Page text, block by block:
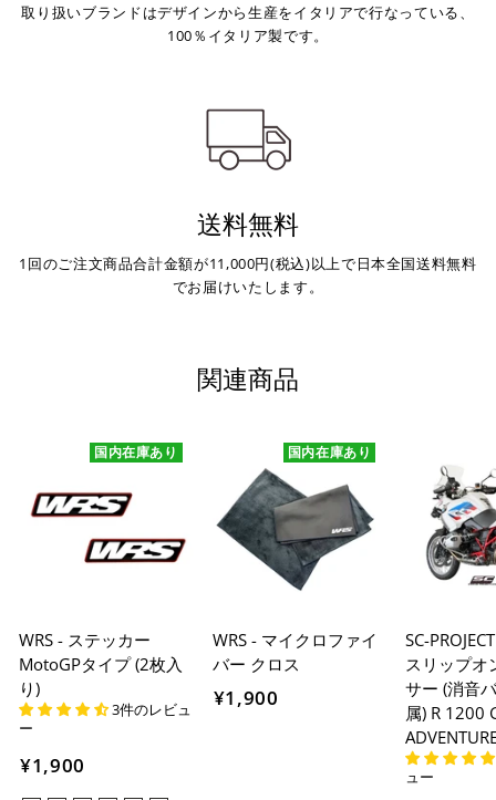
取り扱いブランドはデザインから生産をイタリアで行なっている、
100％イタリア製です。
送料無料
1回のご注文商品合計金額が11,000円(税込)以上で日本全国送料無料
でお届けいたします。
関連商品
国内在庫あり
WRS - ステッカー
MotoGPタイプ (2枚入
り)
3件のレビュ
ー
¥1,900
国内在庫あり
WRS - マイクロファイ
バー クロス
¥1,900
SC-
スリップオ
サー (消音
属) R 1200
ュー